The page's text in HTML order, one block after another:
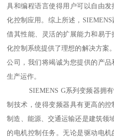
具和编程语言使得用户可以自由
化控制应用。综上所述，
借其性能、灵活的扩展能力和易
化控制系统提供了理想的解决方案
公司，我们将竭诚为您提供的产
生产运作。
SIEMENS G系列变频器拥有
制技术，使得变频器具有更高的
制造、能源、交通运输还是建筑领
的电机控制任务。无论是驱动电